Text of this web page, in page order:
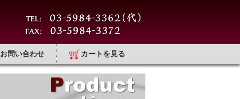
お問い合わせ カートを見る